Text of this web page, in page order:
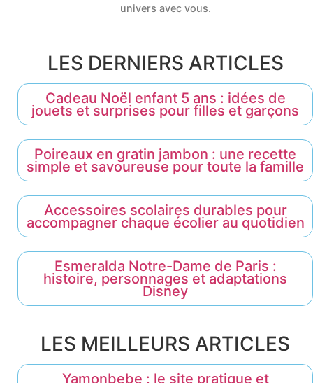
univers avec vous.
LES DERNIERS ARTICLES
Cadeau Noël enfant 5 ans : idées de
jouets et surprises pour filles et garçons
Poireaux en gratin jambon : une recette
simple et savoureuse pour toute la famille
Accessoires scolaires durables pour
accompagner chaque écolier au quotidien
Esmeralda Notre-Dame de Paris :
histoire, personnages et adaptations
Disney
LES MEILLEURS ARTICLES
Yamonbebe : le site pratique et